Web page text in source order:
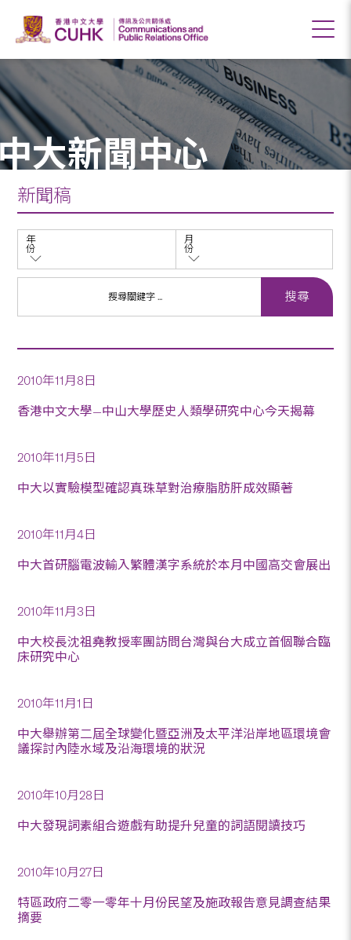
大新聞中心
新聞稿
年
份
月
份
2010年11月8日
香港中文大學—中山大學歷史人類學研究中心今天揭幕
2010年11月5日
中大以實驗模型確認真珠草對治療脂肪肝成效顯著
2010年11月4日
中大首研腦電波輸入繁體漢字系統於本月中國高交會展出
2010年11月3日
中大校長沈祖堯教授率團訪問台灣與台大成立首個聯合臨
床研究中心
2010年11月1日
中大舉辦第二屆全球變化暨亞洲及太平洋沿岸地區環境會
議探討內陸水域及沿海環境的狀況
2010年10月28日
中大發現詞素組合遊戲有助提升兒童的詞語閱讀技巧
2010年10月27日
特區政府二零一零年十月份民望及施政報告意見調查結果
摘要